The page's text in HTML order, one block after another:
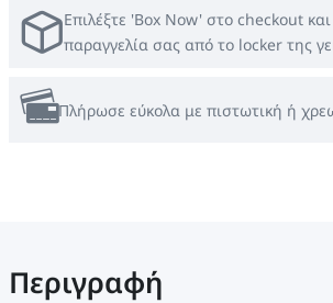
Επιλέξτε 'Box Now' στο checkout
παραγγελία σας από το locker της
Πλήρωσε εύκολα με πιστωτική ή
Περιγραφή